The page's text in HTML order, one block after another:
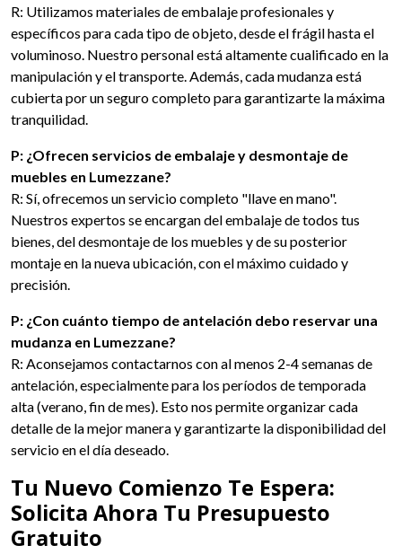
R: Utilizamos materiales de embalaje profesionales y
específicos para cada tipo de objeto, desde el frágil hasta el
voluminoso. Nuestro personal está altamente cualificado en la
manipulación y el transporte. Además, cada mudanza está
cubierta por un seguro completo para garantizarte la máxima
tranquilidad.
P: ¿Ofrecen servicios de embalaje y desmontaje de
muebles en Lumezzane?
R: Sí, ofrecemos un servicio completo "llave en mano".
Nuestros expertos se encargan del embalaje de todos tus
bienes, del desmontaje de los muebles y de su posterior
montaje en la nueva ubicación, con el máximo cuidado y
precisión.
P: ¿Con cuánto tiempo de antelación debo reservar una
mudanza en Lumezzane?
R: Aconsejamos contactarnos con al menos 2-4 semanas de
antelación, especialmente para los períodos de temporada
alta (verano, fin de mes). Esto nos permite organizar cada
detalle de la mejor manera y garantizarte la disponibilidad del
servicio en el día deseado.
Tu Nuevo Comienzo Te Espera:
Solicita Ahora Tu Presupuesto
Gratuito